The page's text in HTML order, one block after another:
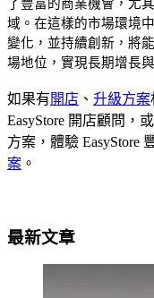
了豐富的商業機會，尤
域。 在這樣的市場環境
變化，並持續創新，將
場地位，實現長期增長
如果有開店 、 升級方案
EasyStore 開店顧問，
方案，體驗 EasyStore
案 。
最新文章